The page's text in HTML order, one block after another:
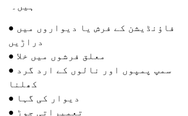
ہیں۔
● فاؤنڈیشن کے فرش یا دیواروں میں
دراڑیں
● معلق فرشوں میں خلا
● سمپ پمپوں اور نالوں کے ارد گرد
کھلنا
● دیوار کی گہا
● تعمیراتی جوڑ